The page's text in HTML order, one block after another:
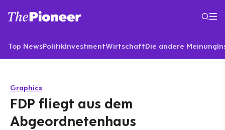
Top NewsPolitikInvestmentWirtschaftDie andere Meinung
Graphics
FDP fliegt aus dem
Abgeordnetenhaus